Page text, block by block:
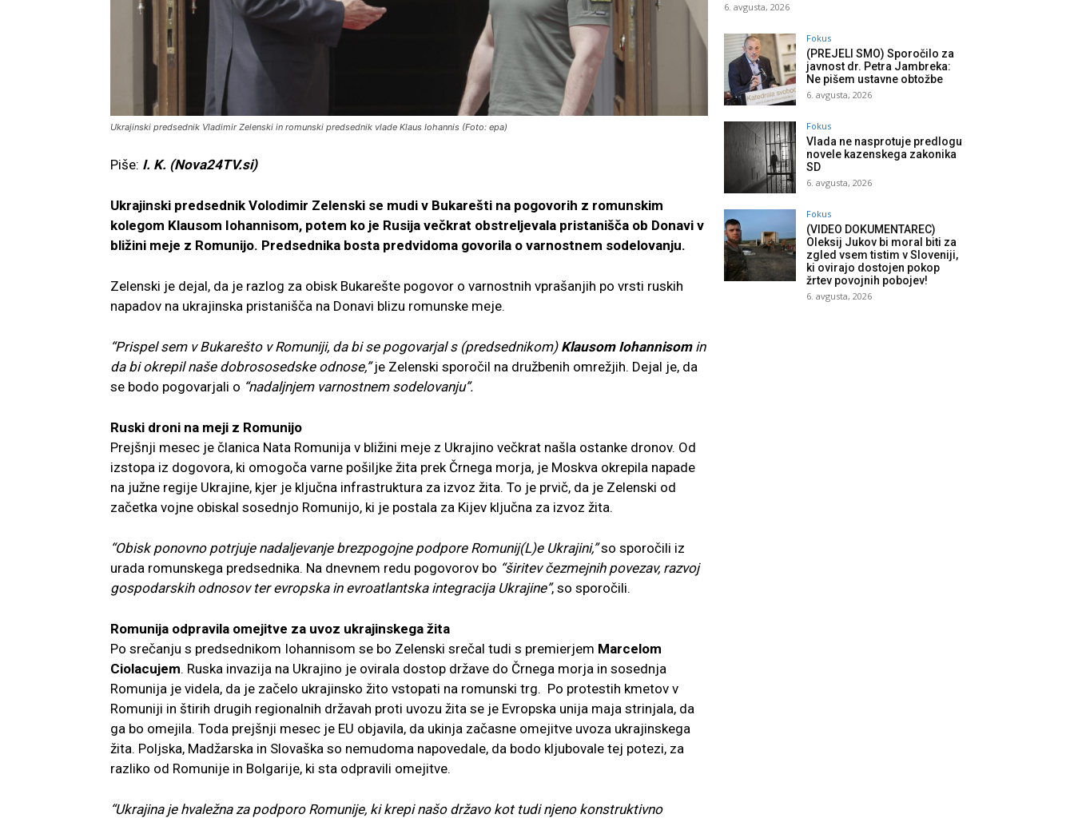
Ukrajinski predsednik Vladimir Zelenski in romunski predsednik vlade Klaus Iohannis (Foto: epa)
Piše: I. K. (Nova24TV.si)
Ukrajinski predsednik Volodimir Zelenski se mudi v Bukarešti na pogovorih z romunskim
kolegom Klausom Iohannisom, potem ko je Rusija večkrat obstreljevala pristanišča ob Donavi v
bližini meje z Romunijo. Predsednika bosta predvidoma govorila o varnostnem sodelovanju.
Zelenski je dejal, da je razlog za obisk Bukarešte pogovor o varnostnih vprašanjih po vrsti ruskih
napadov na ukrajinska pristanišča na Donavi blizu romunske meje.
“Prispel sem v Bukarešto v Romuniji, da bi se pogovarjal s (predsednikom) Klausom Iohannisomin
da bi okrepil naše dobrososedske odnose,”je Zelenski sporočil na družbenih omrežjih. Dejal je, da
se bodo pogovarjali o “nadaljnjem varnostnem sodelovanju”.
Ruski droni na meji z Romunijo
Prejšnji mesec je članica Nata Romunija v bližini meje z Ukrajino večkrat našla ostanke dronov. Od
izstopa iz dogovora, ki omogoča varne pošiljke žita prek Črnega morja, je Moskva okrepila napade
na južne regije Ukrajine, kjer je ključna infrastruktura za izvoz žita. To je prvič, da je Zelenski od
začetka vojne obiskal sosednjo Romunijo, ki je postala za Kijev ključna za izvoz žita.
“Obisk ponovno potrjuje nadaljevanje brezpogojne podpore Romunij(L)e Ukrajini,”so sporočili iz
urada romunskega predsednika. Na dnevnem redu pogovorov bo “širitev čezmejnih povezav, razvoj
gospodarskih odnosov ter evropska in evroatlantska integracija Ukrajine”, so sporočili.
Romunija odpravila omejitve za uvoz ukrajinskega žita
Po srečanju s predsednikom Iohannisom se bo Zelenski srečal tudi s premierjem Marcelom
Ciolacujem. Ruska invazija na Ukrajino je ovirala dostop države do Črnega morja in sosednja
Romunija je videla, da je začelo ukrajinsko žito vstopati na romunski trg. Po protestih kmetov v
Romuniji in štirih drugih regionalnih državah proti uvozu žita se je Evropska unija maja strinjala, da
ga bo omejila. Toda prejšnji mesec je EU objavila, da ukinja začasne omejitve uvoza ukrajinskega
žita. Poljska, Madžarska in Slovaška so nemudoma napovedale, da bodo kljubovale tej potezi, za
razliko od Romunije in Bolgarije, ki sta odpravili omejitve.
“Ukrajina je hvaležna za podporo Romunije, ki krepi našo državo kot tudi njeno konstruktivno
6. avgusta, 2026
Fokus
(PREJELI SMO) Sporočilo za
javnost dr. Petra Jambreka:
Ne pišem ustavne obtožbe
6. avgusta, 2026
Fokus
Vlada ne nasprotuje predlogu
novele kazenskega zakonika
SD
6. avgusta, 2026
Fokus
(VIDEO DOKUMENTAREC)
Oleksij Jukov bi moral biti za
zgled vsem tistim v Sloveniji,
ki ovirajo dostojen pokop
žrtev povojnih pobojev!
6. avgusta, 2026